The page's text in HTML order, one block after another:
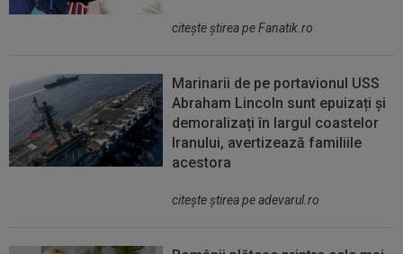
citeşte ştirea pe Fanatik.ro
Marinarii de pe portavionul USS
Abraham Lincoln sunt epuizați și
demoralizați în largul coastelor
Iranului, avertizează familiile
acestora
citeşte ştirea pe adevarul.ro